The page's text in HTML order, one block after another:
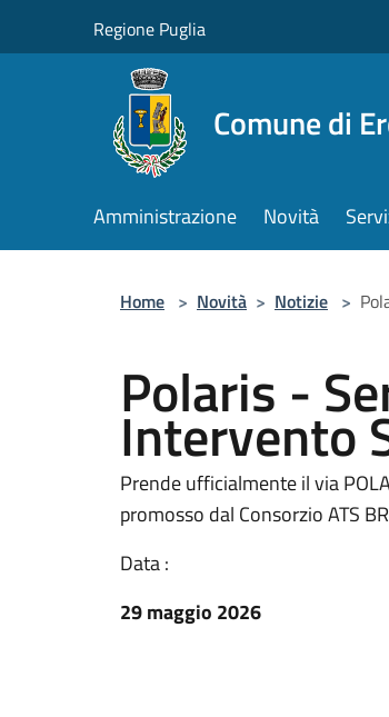
Regione Puglia
Comune di
Amministrazione Novità
Home > Novità > Notizie >
Polaris -
Intervento
Prende ufficialmente il via
promosso dal Consorzio ATS
Data :
29 maggio 2026